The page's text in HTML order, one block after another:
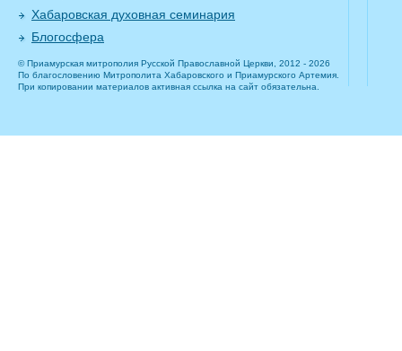
Хабаровская духовная семинария
Блогосфера
© Приамурская митрополия Русской Православной Церкви, 2012 - 2026
По благословению Митрополита Хабаровского и Приамурского Артемия.
При копировании материалов активная ссылка на сайт обязательна.